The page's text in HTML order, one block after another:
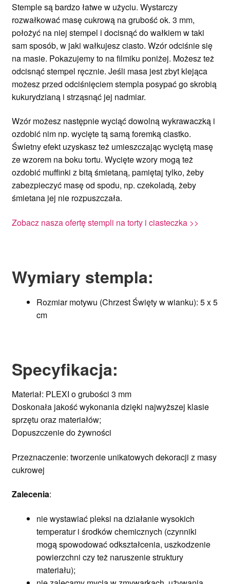
Stemple są bardzo łatwe w użyciu. Wystarczy
rozwałkować masę cukrową na grubość ok. 3 mm,
położyć na niej stempel i docisnąć do wałkiem w taki
sam sposób, w jaki wałkujesz ciasto. Wzór odciśnie się
na masie. Pokazujemy to na filmiku poniżej. Możesz też
odcisnąć stempel ręcznie. Jeśli masa jest zbyt klejąca
możesz przed odciśnięciem stempla posypać go skrobią
kukurydzianą i strząsnąć jej nadmiar.
Wzór możesz następnie wyciąć dowolną wykrawaczką i
ozdobić nim np. wycięte tą samą foremką ciastko.
Świetny efekt uzyskasz też umieszczając wyciętą masę
ze wzorem na boku tortu. Wycięte wzory mogą też
ozdobić muffinki z bitą śmietaną, pamiętaj tylko, żeby
zabezpieczyć masę od spodu, np. czekoladą, żeby
śmietana jej nie rozpuszczała.
Zobacz nasza ofertę stempli na torty i ciasteczka >>
Wymiary stempla:
Rozmiar motywu (Chrzest Święty w wianku): 5 x 5
cm
Specyfikacja:
Materiał: PLEXI o grubości 3 mm
Doskonała jakość wykonania dzięki najwyższej klasie
sprzętu oraz materiałów;
Dopuszczenie do żywności
Przeznaczenie: tworzenie unikatowych dekoracji z masy
cukrowej
Zalecenia:
nie wystawiać pleksi na działanie wysokich
temperatur i środków chemicznych (czynniki
mogą spowodować odkształcenia, uszkodzenie
powierzchni czy też naruszenie struktury
materiału);